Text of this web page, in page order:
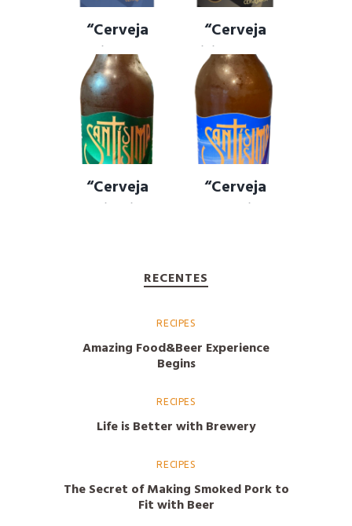
“Cerveja
Traidora” –
Pale Ale
CERVEJA ARTESANAL
CERVEJA SANTÍSSIMA
CERVEJA TRAIDORA
CERVEJA TRAIDORA PALE
ALE,PALE ALE
“Cerveja
Feitiço” – DRY
STOUT
CERVEJA FEITÍÇO DRY
STOUT,IRISH DRY STOUR
SANTÍSSIMA, STOUT
“Cerveja
Sacrilégio” –
CERVEJA
“Cerveja
Blasfêmia” –
WITBIER
RECENTES
RECIPES
Amazing Food&Beer Experience
Begins
RECIPES
Life is Better with Brewery
RECIPES
The Secret of Making Smoked Pork to
Fit with Beer